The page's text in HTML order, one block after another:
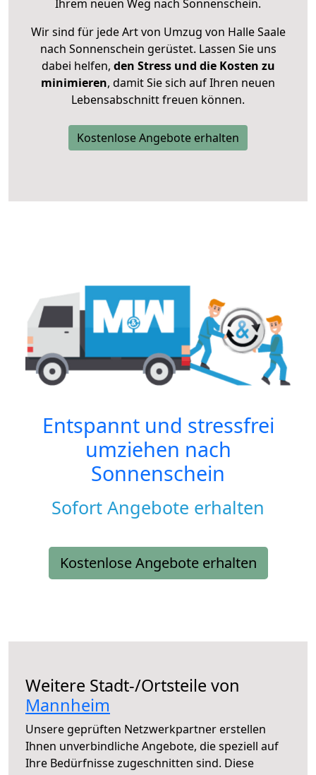
Ihrem neuen Weg nach Sonnenschein.
Wir sind für jede Art von Umzug von Halle Saale
nach Sonnenschein gerüstet. Lassen Sie uns
dabei helfen, den Stress und die Kosten zu
minimieren, damit Sie sich auf Ihren neuen
Lebensabschnitt freuen können.
Kostenlose Angebote erhalten
Entspannt und stressfrei
umziehen nach
Sonnenschein
Sofort Angebote erhalten
Kostenlose Angebote erhalten
Weitere Stadt-/Ortsteile von
Mannheim
Unsere geprüften Netzwerkpartner erstellen
Ihnen unverbindliche Angebote, die speziell auf
Ihre Bedürfnisse zugeschnitten sind. Diese